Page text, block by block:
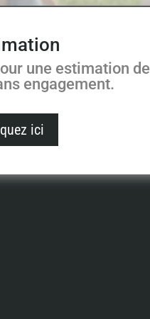
une estimation de
engagement.
ici